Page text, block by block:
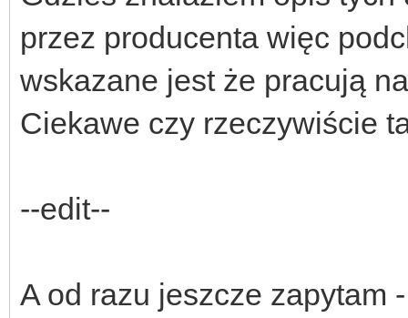
przez producenta więc
wskazane jest że pracują
Ciekawe czy rzeczywiście
--edit--
A od razu jeszcze zapytam